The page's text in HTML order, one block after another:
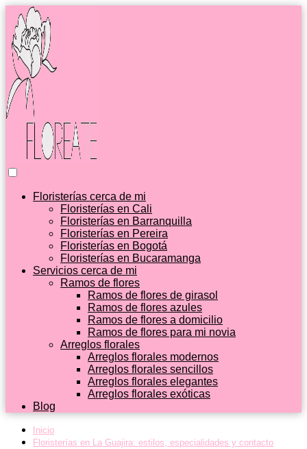
Floristerías cerca de mi
Floristerías en Cali
Floristerías en Barranquilla
Floristerías en Pereira
Floristerías en Bogotá
Floristerías en Bucaramanga
Servicios cerca de mi
Ramos de flores
Ramos de flores de girasol
Ramos de flores azules
Ramos de flores a domicilio
Ramos de flores para mi novia
Arreglos florales
Arreglos florales modernos
Arreglos florales sencillos
Arreglos florales elegantes
Arreglos florales exóticas
Blog
Inicio
Floristerías en La Guajira: estilos, especialidades y contacto